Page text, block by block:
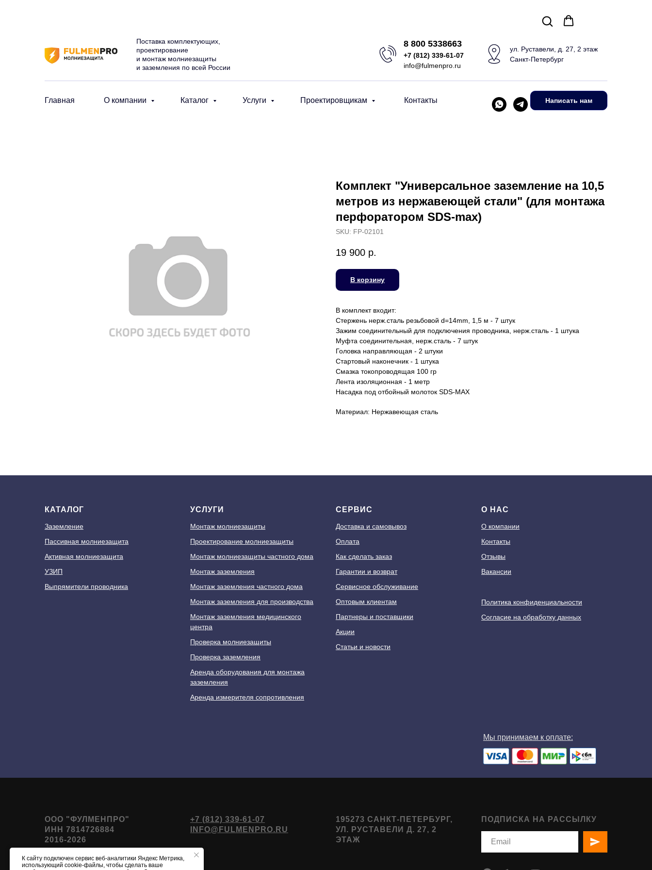
Поставка комплектующих,
проектирование
и монтаж молниезащиты
и заземления по всей России
8 800 5338663
+7 (812) 339-61-07
info@fulmenpro.ru
ул. Руставели, д. 27, 2 этаж
Санкт-Петербург
Главная О компании Каталог Услуги Проектировщикам Контакты Написать нам
К сайту подключен сервис веб-аналитики Яндекс Метрика,
использующий cookie-файлы, чтобы сделать ваше
Комплект "Универсальное заземление на 10,5
метров из нержавеющей стали" (для монтажа
перфоратором SDS-max)
SKU: FP-02101
19 900 р.
В корзину
В комплект входит:
Стержень нерж.сталь резьбовой d=14mm, 1,5 м - 7 штук
Зажим соединительный для подключения проводника, нерж.сталь - 1 штука
Муфта соединительная, нерж.сталь - 7 штук
Головка направляющая - 2 штуки
Стартовый наконечник - 1 штука
Смазка токопроводящая 100 гр
Лента изоляционная - 1 метр
Насадка под отбойный молоток SDS-MAX
Материал: Нержавеющая сталь
КАТАЛОГ
Заземление
Пассивная молниезащита
Активная молниезащита
УЗИП
Выпрямители проводника
УСЛУГИ
Монтаж молниезащиты
Проектирование молниезащиты
Монтаж молниезащиты частного дома
Монтаж заземления
Монтаж заземления частного дома
Монтаж заземления для производства
Монтаж заземления медицинского
центра
Проверка молниезащиты
Проверка заземления
Аренда оборудования для монтажа
заземления
Аренда измерителя сопротивления
СЕРВИС
Доставка и самовывоз
Оплата
Как сделать заказ
Гарантии и возврат
Сервисное обслуживание
Оптовым клиентам
Партнеры и поставщики
Акции
Статьи и новости
О НАС
О компании
Контакты
Отзывы
Вакансии
Политика конфиденциальности
Согласие на обработку данных
Мы принимаем к оплате:
ООО "ФУЛМЕНПРО"
ИНН 7814726884
2016-2026
+7 (812) 339-61-07
INFO@FULMENPRO.RU
195273 САНКТ-ПЕТЕРБУРГ,
УЛ. РУСТАВЕЛИ Д. 27, 2
ЭТАЖ
ПОДПИСКА НА РАССЫЛКУ